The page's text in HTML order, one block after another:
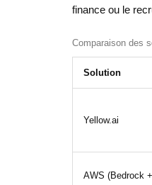
finance ou le
Comparaison des
Solution
Yellow.ai
AWS (Bedrock +